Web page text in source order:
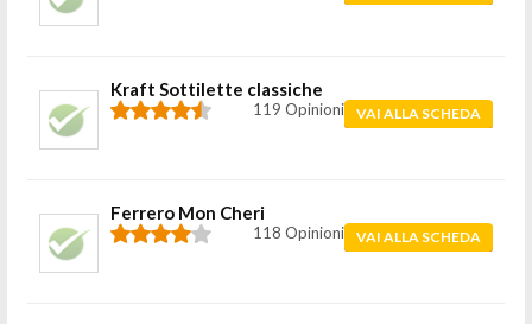
Kraft Sottilette classiche
119 Opinioni VAI ALLA SCHEDA
Ferrero Mon Cheri
118 Opinioni VAI ALLA SCHEDA